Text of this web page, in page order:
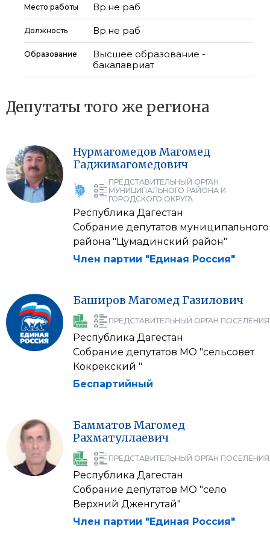
Место работы Вр.не раб
Должность Вр.не раб
Образование
Высшее образование -
бакалавриат
Депутаты того же региона
Нурмагомедов Магомед
Гаджимагомедович
ПРЕДСТАВИТЕЛЬНЫЙ ОРГАН
МУНИЦИПАЛЬНОГО РАЙОНА И
ГОРОДСКОГО ОКРУГА
Республика Дагестан
Собрание депутатов муниципального
района "Цумадинский район"
Член партии "Единая Россия"
Баширов Магомед Газилович
ПРЕДСТАВИТЕЛЬНЫЙ ОРГАН ПОСЕЛЕНИЯ
Республика Дагестан
Собрание депутатов МО "сельсовет
Кокрекский "
Беспартийный
Бамматов Магомед
Рахматуллаевич
ПРЕДСТАВИТЕЛЬНЫЙ ОРГАН ПОСЕЛЕНИЯ
Республика Дагестан
Собрание депутатов МО "село
Верхний Дженгутай"
Член партии "Единая Россия"